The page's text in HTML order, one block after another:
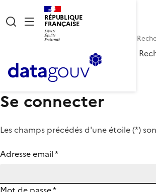
RÉPUBLIQUE
FRANÇAISE
Se connecter
Les champs précédés d'une étoile (*)
Adresse email*